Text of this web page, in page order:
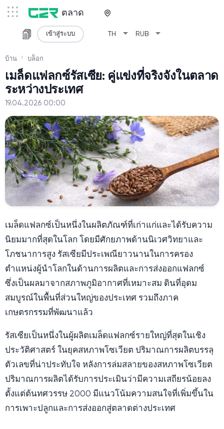
ตลาด
TH arrow_drop_down RUB arrow_drop_down
เข้าสู่ระบบ
บ้าน บล็อก
เมล็ดแฟลกซ์รัสเซีย: คู่แข่งที่จริงจังในตลาด
ระหว่างประเทศ
19.04.2026 00:00
เมล็ดแฟลกซ์เป็นหนึ่งในผลิตภัณฑ์ที่เก่าแก่และได้รับความ
นิยมมากที่สุดในโลก โดยมีศักยภาพด้านนิเวศวิทยาและ
โภชนาการสูง รัสเซียมีประเพณียาวนานในการครอง
ตำแหน่งผู้นำโลกในด้านการผลิตและการส่งออกแฟลกซ์
ซึ่งเป็นผลมาจากสภาพภูมิอากาศที่เหมาะสม ดินที่อุดม
สมบูรณ์ในพื้นที่ส่วนใหญ่ของประเทศ รวมถึงภาค
เกษตรกรรมที่พัฒนาแล้ว
รัสเซียเป็นหนึ่งในผู้ผลิตเมล็ดแฟลกซ์รายใหญ่ที่สุดในเชิง
ประวัติศาสตร์ ในยุคสหภาพโซเวียต ปริมาณการผลิตบรรลุ
ตัวเลขที่น่าประทับใจ หลังการล่มสลายของสหภาพโซเวียต
ปริมาณการผลิตได้รับการประเมินว่ามีความเสถียรน้อยลง
ตั้งแต่ต้นทศวรรษ 2000 มีแนวโน้มความสนใจที่เพิ่มขึ้นใน
การเพาะปลูกและการส่งออกสู่ตลาดต่างประเทศ